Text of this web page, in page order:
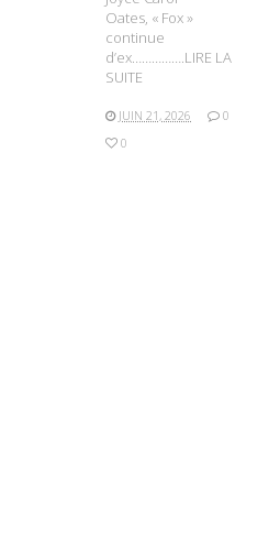
Oates, « Fox »
continue
d’ex…………….LIRE LA
SUITE
JUIN 21, 2026
0
0